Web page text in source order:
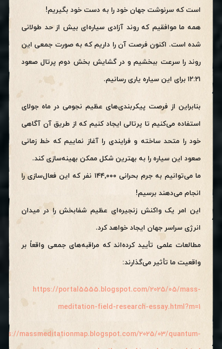
است که سرنوشت جهان خود را به دست خود بگیریم!
همه ما موافقیم که روند آزادی سیاره‌ای بیش از حد طولانی
شده است. اکنون فرصت آن را داریم که به‌ صورت جمعی این
روند را سرعت ببخشیم و در گشایش بخش دوم پرتال صعود
۱۲:۲۱ برای این سیاره یاری رسانیم.
بنابراین از فرصت پیکربندی‌های عظیم نجومی در ماه جولای
استفاده می‌کنیم تا پرتالی ایجاد کنیم که از طریق آن آگاهی
خود را متحد ساخته و فرایندی را آغاز نماییم که خط زمانی
صعود این سیاره را به بهترین شکل ممکن بهینه‌سازی کند.
ما می‌توانیم به جرم بحرانی ۱۴۴٬۰۰۰ نفر که این فعال‌سازی را
انجام می‌دهند برسیم!
این امر یک واکنش زنجیره‌ای عظیم شفابخش را در میدان
انرژی سراسر جهان ایجاد خواهد کرد.
مطالعات علمی تأیید کرده‌اند که مراقبه‌های جمعی واقعاً بر
واقعیت ما تأثیر می‌گذارند:
https://portal5555.blogspot.com/2025/05/mass-
meditation-field-research-essay.html?m=1
massmeditationmap.blogspot.com/2025/03/quantum-